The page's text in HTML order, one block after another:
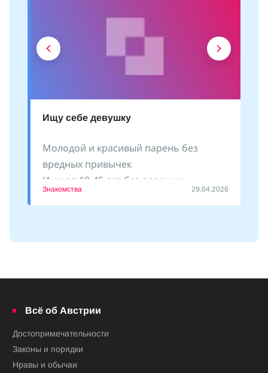
Ищу себе девушку
Молодой и красивый парень без
вредных привычек
Ищу от 18-45 лет без вредных
привычек
Знакомства 29.04.2026
Всё об Австрии
Достопримечательности
Законы и порядки
Нравы и обычаи